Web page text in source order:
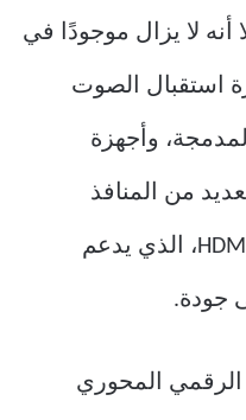
أنه لا يزال موجودًا في
استقبال الصوت
وأجهزة
من المنافذ
القديمة، تم استبداله بمنفذ HDMI، الذي يدعم
جودة.
المحوري